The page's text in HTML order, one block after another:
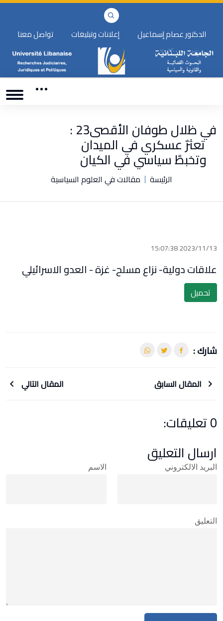
الدكتور عصام إسماعيل إعلانات وتبليغات تواصل معنا
في ظلال طوفان الأقصى23 :
تعثرٌ عسكري في الميدان
وتخبطٌ سياسي في الكيان
الرئيسة مقالات في العلوم السياسية
2023/11/13 15:07:38
علاقات دولية- نزاع مسلح- غزة - العدو الاسرائيلي
تحميل
شارك :
المقال السابق المقال التالي
0 تعليقات:
ارسال التعليق
الاسم البريد الالكتروني
التعليق